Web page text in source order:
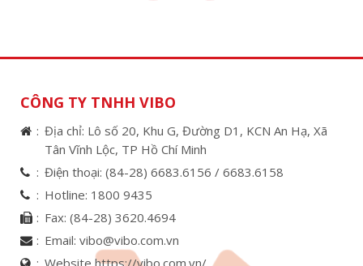
CÔNG TY TNHH VIBO
Địa chỉ: Lô số 20, Khu G, Đường D1, KCN An Hạ, Xã
Tân Vĩnh Lộc, TP Hồ Chí Minh
Điện thoại: (84-28) 6683.6156 / 6683.6158
Hotline: 1800 9435
Fax: (84-28) 3620.4694
Email: vibo@vibo.com.vn